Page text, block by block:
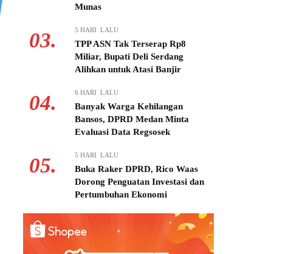
Munas
03. 5 HARI LALU
TPP ASN Tak Terserap Rp8
Miliar, Bupati Deli Serdang
Alihkan untuk Atasi Banjir
04. 6 HARI LALU
Banyak Warga Kehilangan
Bansos, DPRD Medan Minta
Evaluasi Data Regsosek
05. 5 HARI LALU
Buka Raker DPRD, Rico Waas
Dorong Penguatan Investasi dan
Pertumbuhan Ekonomi